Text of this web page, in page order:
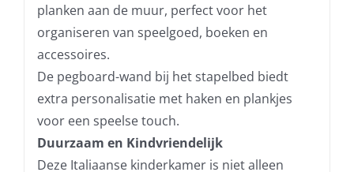
planken aan de muur, perfect voor het
organiseren van speelgoed, boeken en
accessoires.
De pegboard-wand bij het stapelbed biedt
extra personalisatie met haken en plankjes
voor een speelse touch.
Duurzaam en Kindvriendelijk
Deze Italiaanse kinderkamer is niet alleen